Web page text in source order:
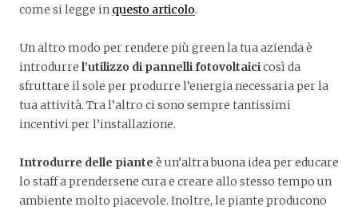
come si legge in questo articolo.
Un altro modo per rendere più green la tua azienda è
introdurre l’utilizzo di pannelli fotovoltaicicosì da
sfruttare il sole per produrre l’energia necessaria per la
tua attività. Tra l’altro ci sono sempre tantissimi
incentivi per l’installazione.
Introdurre delle piante è un’altra buona idea per educare
lo staff a prendersene cura e creare allo stesso tempo un
ambiente molto piacevole. Inoltre, le piante producono